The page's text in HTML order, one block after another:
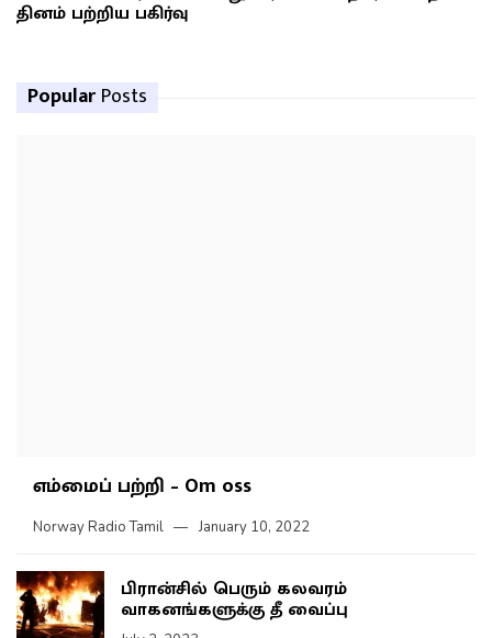
தினம் பற்றிய பகிர்வு
Popular Posts
எம்மைப் பற்றி – Om oss
Norway Radio Tamil January 10, 2022
பிரான்சில் பெரும் கலவரம்
வாகனங்களுக்கு தீ வைப்பு